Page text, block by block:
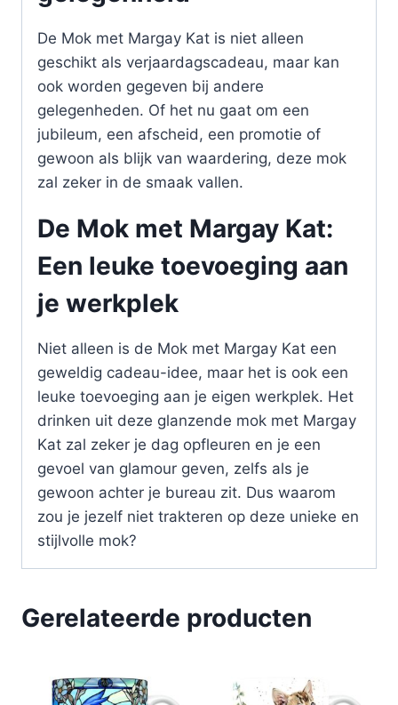
De Mok met Margay Kat is niet alleen
geschikt als verjaardagscadeau, maar kan
ook worden gegeven bij andere
gelegenheden. Of het nu gaat om een
jubileum, een afscheid, een promotie of
gewoon als blijk van waardering, deze mok
zal zeker in de smaak vallen.
De Mok met Margay Kat:
Een leuke toevoeging aan
je werkplek
Niet alleen is de Mok met Margay Kat een
geweldig cadeau-idee, maar het is ook een
leuke toevoeging aan je eigen werkplek. Het
drinken uit deze glanzende mok met Margay
Kat zal zeker je dag opfleuren en je een
gevoel van glamour geven, zelfs als je
gewoon achter je bureau zit. Dus waarom
zou je jezelf niet trakteren op deze unieke en
stijlvolle mok?
Gerelateerde producten